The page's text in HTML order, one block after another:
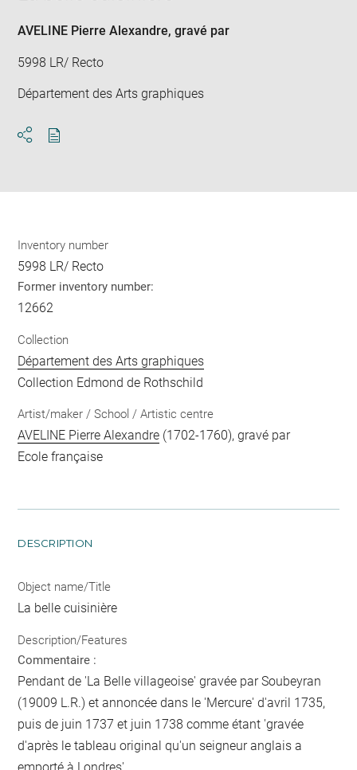
AVELINE Pierre Alexandre, gravé par
5998 LR/ Recto
Département des Arts graphiques
Inventory number
5998 LR/ Recto
Former inventory number:
12662
Collection
Département des Arts graphiques
Collection Edmond de Rothschild
Artist/maker / School / Artistic centre
AVELINE Pierre Alexandre (1702-1760), gravé par
Ecole française
DESCRIPTION
Object name/Title
La belle cuisinière
Description/Features
Commentaire :
Pendant de 'La Belle villageoise' gravée par Soubeyran
(19009 L.R.) et annoncée dans le 'Mercure' d'avril 1735,
puis de juin 1737 et juin 1738 comme étant 'gravée
d'après le tableau original qu'un seigneur anglais a
emporté à Londres'